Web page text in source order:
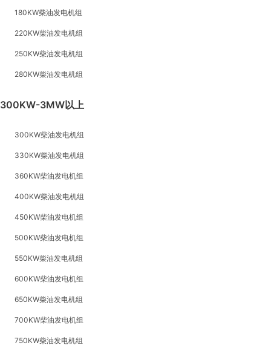
180KW柴油发电机组
220KW柴油发电机组
250KW柴油发电机组
280KW柴油发电机组
300KW-3MW以上
300KW柴油发电机组
330KW柴油发电机组
360KW柴油发电机组
400KW柴油发电机组
450KW柴油发电机组
500KW柴油发电机组
550KW柴油发电机组
600KW柴油发电机组
650KW柴油发电机组
700KW柴油发电机组
750KW柴油发电机组